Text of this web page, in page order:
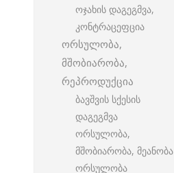
ოჯახის დაგეგმვა,
კონტრაცეფცია
ორსულობა,
მშობიარობა,
რეპროდუქცია
ბავშვის სქესის
დაგეგმვა
ორსულობა,
მშობიარობა, მეანობა
ორსულობა